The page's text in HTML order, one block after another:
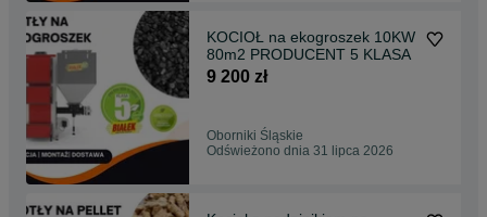
KOCIOŁ na ekogroszek 10KW
80m2 PRODUCENT 5 KLASA
9 200 zł
Oborniki Śląskie
Odświeżono dnia 31 lipca 2026